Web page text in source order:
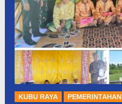
KUBU RAYA PEMERINTAHAN